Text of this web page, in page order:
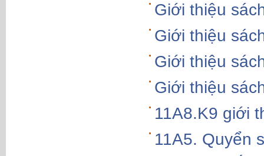
Giới thiệu
Giới thiệu
Giới thiệu
Giới thiệu
11A8.K9 giới
11A5. Quyển